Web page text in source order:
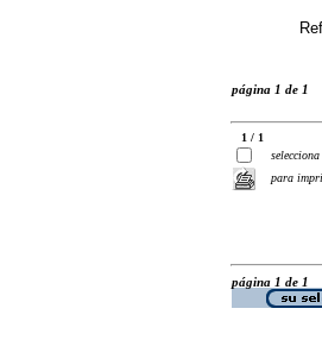
página 1 de 1
1 / 1
selecciona
para
página 1 de 1